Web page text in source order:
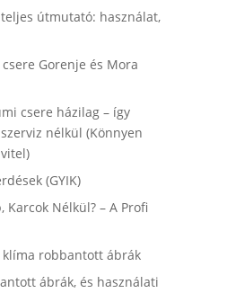
útmutató: használat,
Gorenje és Mora
csere házilag – így
nélkül (Könnyen
(GYIK)
Karcok Nélkül? – A Profi
klíma robbantott ábrák
ábrák, és használati